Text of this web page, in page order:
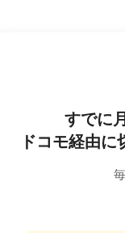
すでに
ドコモ経由に